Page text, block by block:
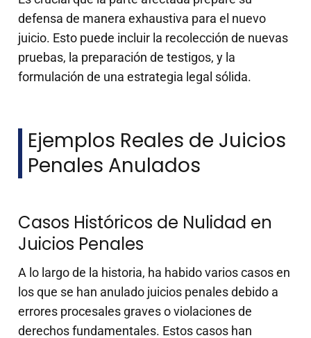
defensa de manera exhaustiva para el nuevo
juicio. Esto puede incluir la recolección de nuevas
pruebas, la preparación de testigos, y la
formulación de una estrategia legal sólida.
Ejemplos Reales de Juicios
Penales Anulados
Casos Históricos de Nulidad en
Juicios Penales
A lo largo de la historia, ha habido varios casos en
los que se han anulado juicios penales debido a
errores procesales graves o violaciones de
derechos fundamentales. Estos casos han